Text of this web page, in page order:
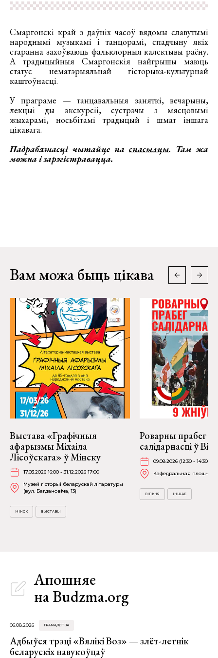
Смаргонскі край з даўніх часоў вядомы славутымі
народнымі музыкамі і танцорамі, спадчыну якіх
старанна захоўваюць фальклорныя калектывы раёну.
А традыцыйныя Смаргонскія найгрышы маюць
статус нематэрыяльнай гісторыка-культурнай
каштоўнасці.
У праграме — танцавальныя заняткі, вечарыны,
лекцыі ды экскурсіі, сустрэчы з мясцовымі
жыхарамі, носьбітамі традыцый і шмат іншага
цікавага.
Падрабязнасці чытайце па спасылцы. Там жа
можна і зарэгістравацца.
Вам можа быць цікава
Выстава «Графічныя
афарызмы Міхаіла
Лісоўскага» ў Мінску
17.03.2026 16:00 - 31.12.2026 17:00
Музей гісторыі беларускай літаратуры
(вул. Багдановіча, 13)
МІНСК ВЫСТАВЫ
Роварны прабег
салідарнасці ў
09.08.2026 (12:30 - 14:30)
Кафедральная плошча
ВІЛЬНЯ ІНШАЕ
Апошняе
на Budzma.org
06.08.2026 ГРАМАДСТВА
Адбыўся трэці «Вялікі Воз» — злёт-летнік
беларускіх навукоўцаў